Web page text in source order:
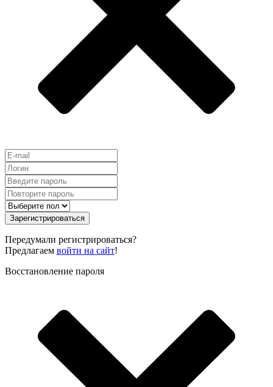
Зарегистрироваться
Передумали регистрироваться?
Предлагаем войти на сайт!
Восстановление пароля